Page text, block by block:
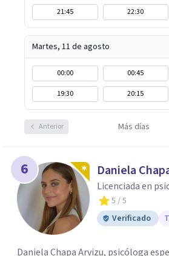
21:45
22:30
Martes, 11 de agosto
00:00 00:45
19:30
20:15
Anterior Más días
6 Daniela
Licenciada en
5 / 5
Verificado
Daniela Chapa Arvizu, psicóloga